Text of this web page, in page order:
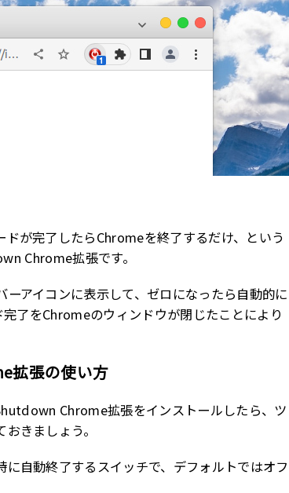
が完了したらChromeを終了するだけ、という
Chrome拡張です。
アイコンに表示して、ゼロになったら自動的に
了をChromeのウィンドウが閉じたことにより
拡張の使い方
Chrome拡張をインストールしたら、ツ
きましょう。
自動終了するスイッチで、デフォルトではオフ